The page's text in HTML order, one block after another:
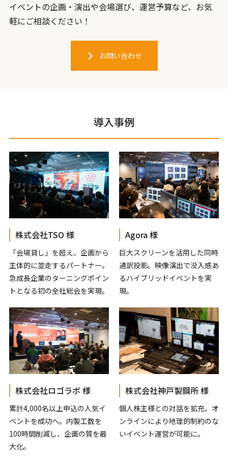
イベントの企画・演出や会場選び、運営予算など、お気
軽にご相談ください！
お問い合わせ
導入事例
株式会社TSO 様
「会場貸し」を超え、企画から
主体的に並走するパートナー。
急成長企業のターニングポイン
トとなる初の全社総会を実現。
Agora 様
巨大スクリーンを活用した同時
通訳投影。映像演出で没入感あ
るハイブリッドイベントを実
現。
株式会社ロゴラボ 様
累計4,000名以上申込の人気イ
ベントを成功へ。内製工数を
100時間削減し、企画の質を最
大化。
株式会社神戸製鋼所 様
個人株主様との対話を拡充。オ
ンラインにより地理的制約のな
いイベント運営が可能に。